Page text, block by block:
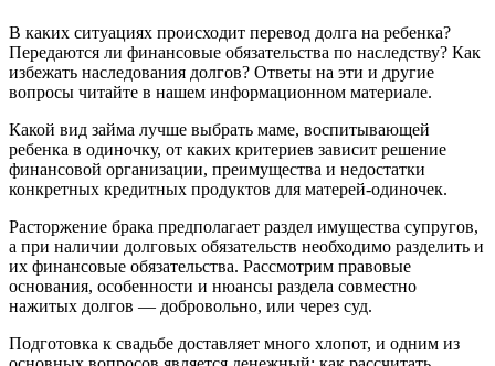
В каких ситуациях происходит перевод долга на ребенка?
Передаются ли финансовые обязательства по наследству? Как
избежать наследования долгов? Ответы на эти и другие
вопросы читайте в нашем информационном материале.
Какой вид займа лучше выбрать маме, воспитывающей
ребенка в одиночку, от каких критериев зависит решение
финансовой организации, преимущества и недостатки
конкретных кредитных продуктов для матерей-одиночек.
Расторжение брака предполагает раздел имущества супругов,
а при наличии долговых обязательств необходимо разделить и
их финансовые обязательства. Рассмотрим правовые
основания, особенности и нюансы раздела совместно
нажитых долгов — добровольно, или через суд.
Подготовка к свадьбе доставляет много хлопот, и одним из